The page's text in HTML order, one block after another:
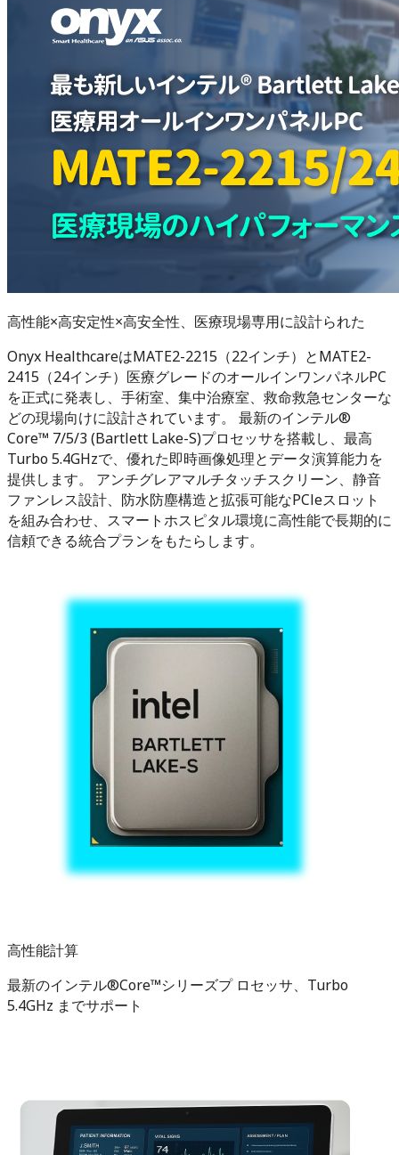
高性能×高安定性×高安全性、医療現場専用に設計られた
Onyx HealthcareはMATE2-2215（22インチ）とMATE2-
2415（24インチ）医療グレードのオールインワンパネルPC
を正式に発表し、手術室、集中治療室、救命救急センターな
どの現場向けに設計されています。 最新のインテル®
Core™ 7/5/3 (Bartlett Lake-S)プロセッサを搭載し、最高
Turbo 5.4GHzで、優れた即時画像処理とデータ演算能力を
提供します。 アンチグレアマルチタッチスクリーン、静音
ファンレス設計、防水防塵構造と拡張可能なPCleスロット
を組み合わせ、スマートホスピタル環境に高性能で長期的に
信頼できる統合プランをもたらします。
高性能計算
最新のインテル®Core™シリーズプ ロセッサ、Turbo
5.4GHz までサポート